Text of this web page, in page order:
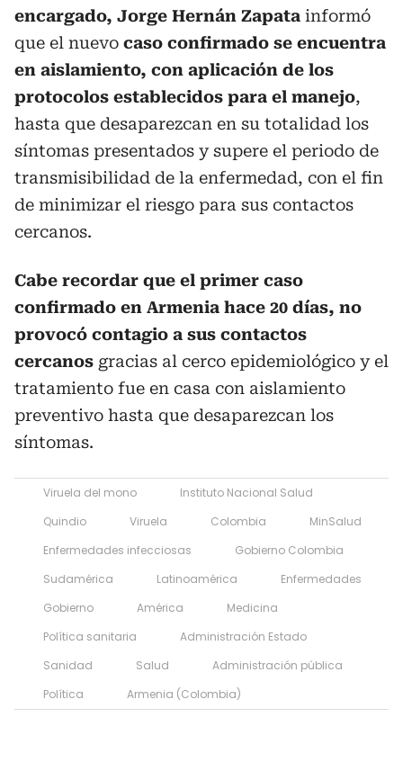
encargado, Jorge Hernán Zapata informó
que el nuevo caso confirmado se encuentra
en aislamiento, con aplicación de los
protocolos establecidos para el manejo,
hasta que desaparezcan en su totalidad los
síntomas presentados y supere el periodo de
transmisibilidad de la enfermedad, con el fin
de minimizar el riesgo para sus contactos
cercanos.
Cabe recordar que el primer caso
confirmado en Armenia hace 20 días, no
provocó contagio a sus contactos
cercanos gracias al cerco epidemiológico y el
tratamiento fue en casa con aislamiento
preventivo hasta que desaparezcan los
síntomas.
Viruela del mono
Instituto Nacional Salud
Quindio
Viruela Colombia
MinSalud
Enfermedades infecciosas
Gobierno Colombia
Sudamérica
Latinoamérica
Enfermedades
Gobierno
América
Medicina
Política sanitaria
Administración Estado
Sanidad
Salud
Administración pública
Política
Armenia (Colombia)